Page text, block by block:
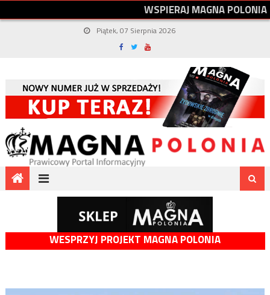
WSPIERAJMAGNAPOLONIA
Piątek, 07 Sierpnia 2026
WESPRZYJ PROJEKT MAGNA POLONIA